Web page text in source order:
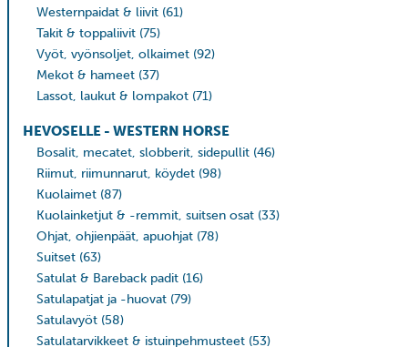
Westernpaidat & liivit (61)
Takit & toppaliivit (75)
Vyöt, vyönsoljet, olkaimet (92)
Mekot & hameet (37)
Lassot, laukut & lompakot (71)
HEVOSELLE - WESTERN HORSE
Bosalit, mecatet, slobberit, sidepullit (46)
Riimut, riimunnarut, köydet (98)
Kuolaimet (87)
Kuolainketjut & -remmit, suitsen osat (33)
Ohjat, ohjienpäät, apuohjat (78)
Suitset (63)
Satulat & Bareback padit (16)
Satulapatjat ja -huovat (79)
Satulavyöt (58)
Satulatarvikkeet & istuinpehmusteet (53)